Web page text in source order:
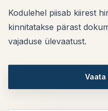
Kodulehel piisab kiirest
kinnitatakse pärast
vajaduse ülevaatust.